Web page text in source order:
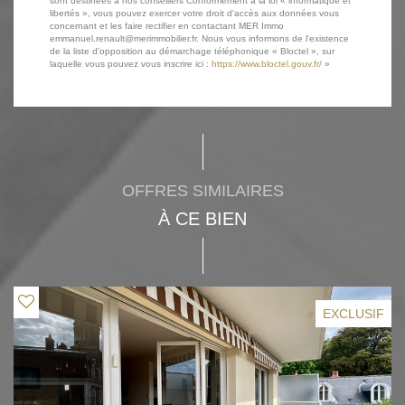
libertés », vous pouvez exercer votre droit d'accès aux données vous
concernant et les faire rectifier en contactant MER Immo
emmanuel.renault@merimmobilier.fr. Nous vous informons de l'existence
de la liste d'opposition au démarchage téléphonique « Bloctel », sur
laquelle vous pouvez vous inscrire ici : https://www.bloctel.gouv.fr/ »
OFFRES SIMILAIRES
À CE BIEN
EXCLUSIF